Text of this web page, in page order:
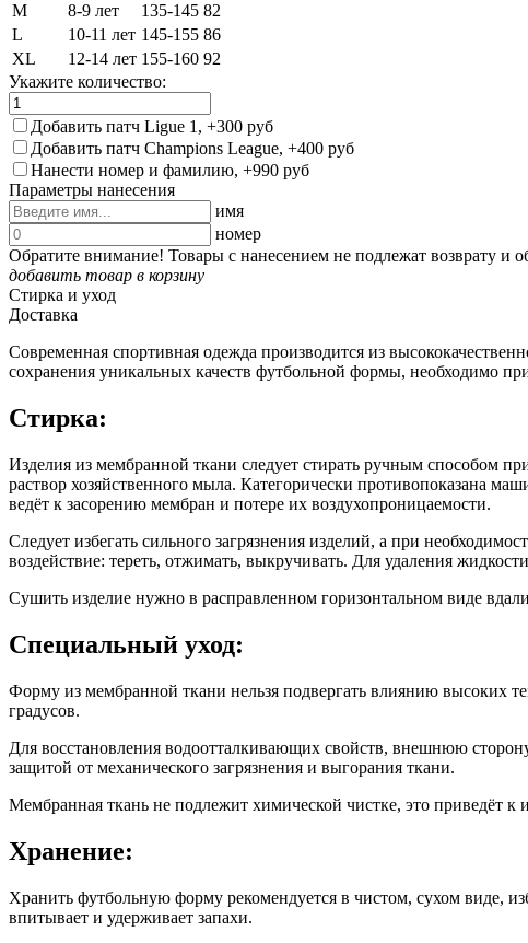
M
8-9 лет 135-145 82
L
10-11 лет 145-155 86
XL
12-14 лет 155-160 92
Укажите количество:
Добавить патч Ligue 1, +300 руб
Добавить патч Champions League, +400 руб
Нанести номер и фамилию, +990 руб
Параметры нанесения
имя
номер
Обратите внимание! Товары с нанесением не подлежат возврату и
добавить товар в корзину
Стирка и уход
Доставка
Современная спортивная одежда производится из
сохранения уникальных качеств футбольной формы, необходимо
Стирка:
Изделия из мембранной ткани следует стирать ручным способом
раствор хозяйственного мыла. Категорически противопоказана
ведёт к засорению мембран и потере их воздухопроницаемости.
Следует избегать сильного загрязнения изделий, а при
воздействие: тереть, отжимать, выкручивать. Для удаления
Сушить изделие нужно в расправленном горизонтальном виде
Специальный уход:
Форму из мембранной ткани нельзя подвергать влиянию высоких
градусов.
Для восстановления водоотталкивающих свойств, внешнюю
защитой от механического загрязнения и выгорания ткани.
Мембранная ткань не подлежит химической чистке, это приведёт к
Хранение:
Хранить футбольную форму рекомендуется в чистом, сухом виде,
впитывает и удерживает запахи.